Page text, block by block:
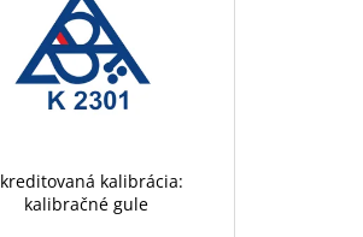
kalibrácia:
kalibračné gule